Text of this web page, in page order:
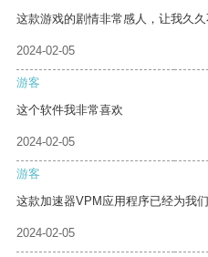
这款游戏的剧情非常感人，让我久久
2024-02-05
游客
这个软件我非常喜欢
2024-02-05
游客
这款加速器VPM应用程序已经为我
2024-02-05